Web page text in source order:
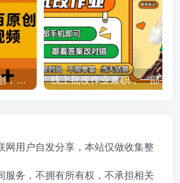
AI一键操作生成百分百原创，揭秘情感聊天记录视频，当下视频号爆火新赛道
网用户自发分享，本站仅做收集整
服务，不拥有所有权，不承担相关